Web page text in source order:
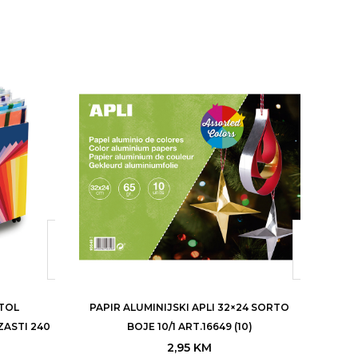
240
PAPIR ALUMINIJSKI APLI 32×24 SORTO
BOJE 10/1 ART.16649 (10)
2,95 KM